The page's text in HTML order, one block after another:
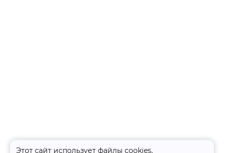
Этот сайт использует файлы cookies,